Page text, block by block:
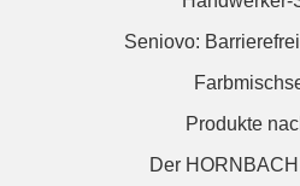
Seniovo:
Produkte
Der